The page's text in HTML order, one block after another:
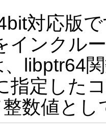
対応版
インクル
libptr64
指定した
数値と